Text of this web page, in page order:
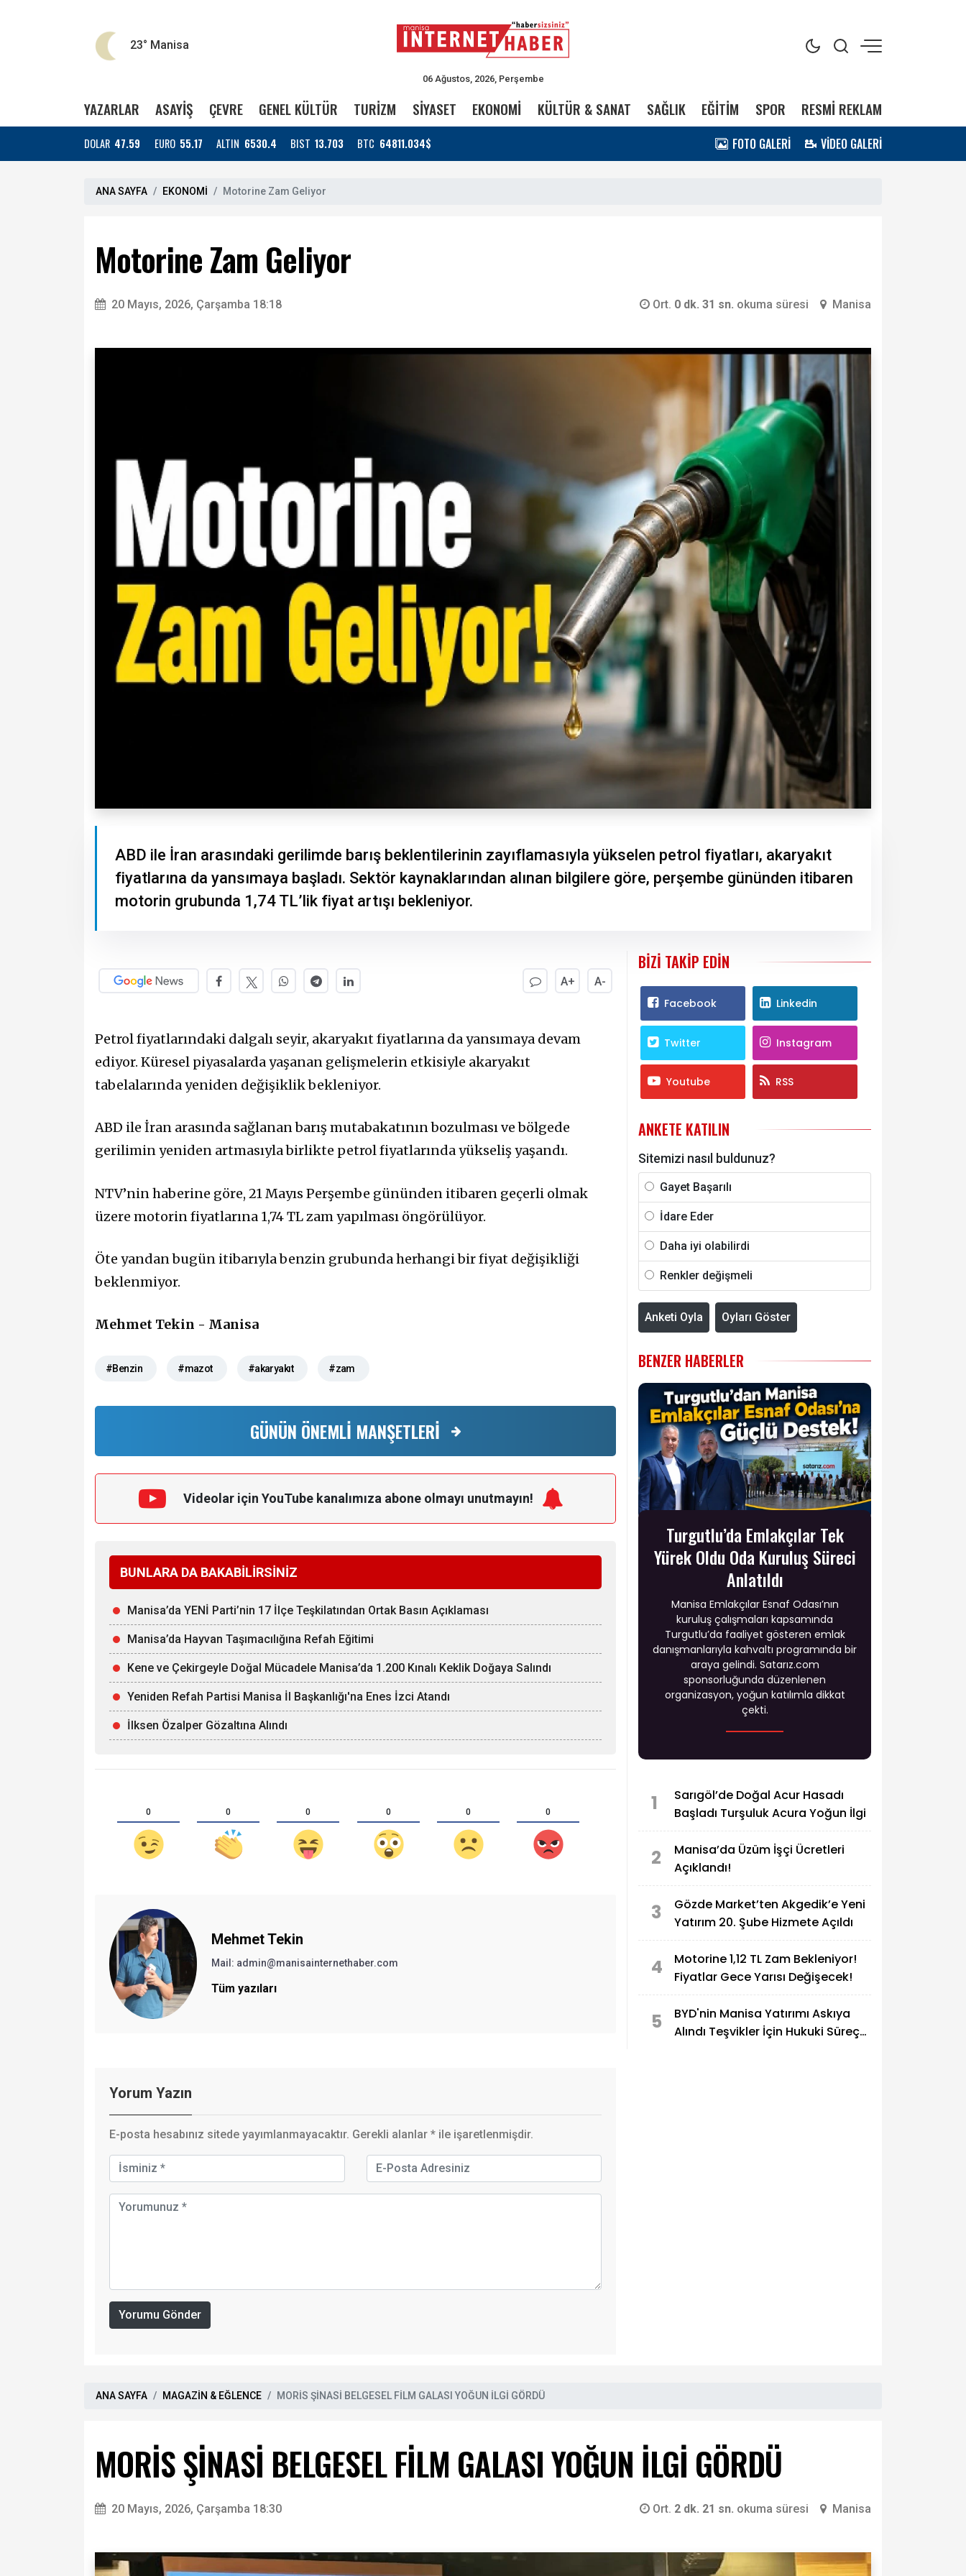
23° Manisa
06 Ağustos, 2026, Perşembe
YAZARLAR ASAYİŞ ÇEVRE GENEL KÜLTÜR TURİZM SİYASET EKONOMİ KÜLTÜR & SANAT SAĞLIK EĞİTİM SPOR RESMİ REKLAM
DOLAR 47.59 EURO 55.17 ALTIN 6530.4 BIST 13.703 BTC 64811.034$ FOTO GALERİ VİDEO GALERİ
ANA SAYFA EKONOMİ Motorine Zam Geliyor
Motorine Zam Geliyor
20 Mayıs, 2026, Çarşamba 18:18 Ort. 0 dk. 31 sn. okuma süresi Manisa
ABD ile İran arasındaki gerilimde barış beklentilerinin zayıflamasıyla yükselen petrol fiyatları, akaryakıt
fiyatlarına da yansımaya başladı. Sektör kaynaklarından alınan bilgilere göre, perşembe gününden itibaren
motorin grubunda 1,74 TL’lik fiyat artışı bekleniyor.
A+ A-
Petrol fiyatlarındaki dalgalı seyir, akaryakıt fiyatlarına da yansımaya devam
ediyor. Küresel piyasalarda yaşanan gelişmelerin etkisiyle akaryakıt
tabelalarında yeniden değişiklik bekleniyor.
ABD ile İran arasında sağlanan barış mutabakatının bozulması ve bölgede
gerilimin yeniden artmasıyla birlikte petrol fiyatlarında yükseliş yaşandı.
NTV’nin haberine göre, 21 Mayıs Perşembe gününden itibaren geçerli olmak
üzere motorin fiyatlarına 1,74 TL zam yapılması öngörülüyor.
Öte yandan bugün itibarıyla benzin grubunda herhangi bir fiyat değişikliği
beklenmiyor.
Mehmet Tekin - Manisa
#Benzin #mazot #akaryakıt #zam
GÜNÜN ÖNEMLİ MANŞETLERİ
Videolar için YouTube kanalımıza abone olmayı unutmayın!
BUNLARA DA BAKABİLİRSİNİZ
Manisa’da YENİ Parti’nin 17 İlçe Teşkilatından Ortak Basın Açıklaması
Manisa’da Hayvan Taşımacılığına Refah Eğitimi
Kene ve Çekirgeyle Doğal Mücadele Manisa’da 1.200 Kınalı Keklik Doğaya Salındı
Yeniden Refah Partisi Manisa İl Başkanlığı'na Enes İzci Atandı
İlksen Özalper Gözaltına Alındı
0 0 0 0 0 0
Mehmet Tekin
Mail: admin@manisainternethaber.com
Tüm yazıları
Yorum Yazın
E-posta hesabınız sitede yayımlanmayacaktır. Gerekli alanlar * ile işaretlenmişdir.
Yorumu Gönder
BIZI TAKIP EDIN
Facebook Linkedin
Twitter Instagram
Youtube RSS
ANKETE KATILIN
Sitemizi nasıl buldunuz?
Gayet Başarılı
İdare Eder
Daha iyi olabilirdi
Renkler değişmeli
Anketi Oyla Oyları Göster
BENZER HABERLER
Turgutlu’da Emlakçılar Tek
Yürek Oldu Oda Kuruluş Süreci
Anlatıldı
Manisa Emlakçılar Esnaf Odası’nın
kuruluş çalışmaları kapsamında
Turgutlu’da faaliyet gösteren emlak
danışmanlarıyla kahvaltı programında bir
araya gelindi. Satarız.com
sponsorluğunda düzenlenen
organizasyon, yoğun katılımla dikkat
çekti.
1
Sarıgöl’de Doğal Acur Hasadı
Başladı Turşuluk Acura Yoğun İlgi
2
Manisa’da Üzüm İşçi Ücretleri
Açıklandı!
3
Gözde Market’ten Akgedik’e Yeni
Yatırım 20. Şube Hizmete Açıldı
4
Motorine 1,12 TL Zam Bekleniyor!
Fiyatlar Gece Yarısı Değişecek!
5
BYD'nin Manisa Yatırımı Askıya
Alındı Teşvikler İçin Hukuki Süreç
ANA SAYFA MAGAZİN & EĞLENCE MORİS ŞİNASİ BELGESEL FİLM GALASI YOĞUN İLGİ GÖRDÜ
MORİS ŞİNASİ BELGESEL FİLM GALASI YOĞUN İLGİ GÖRDÜ
20 Mayıs, 2026, Çarşamba 18:30 Ort. 2 dk. 21 sn. okuma süresi Manisa